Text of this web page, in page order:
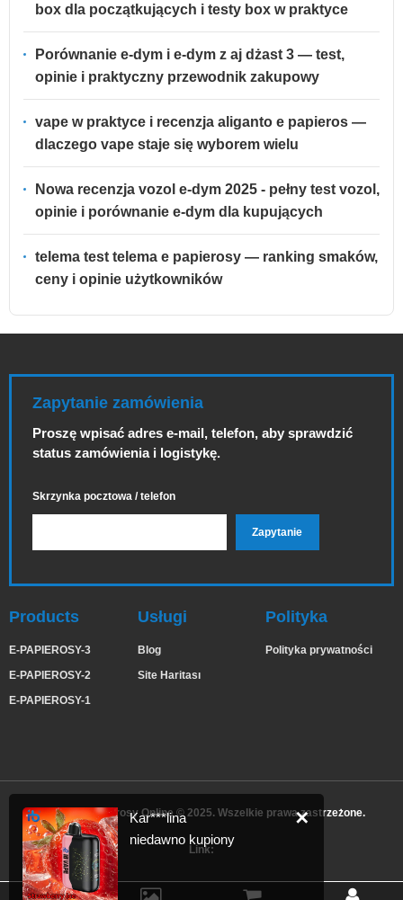
box dla początkujących i testy box w praktyce
Porównanie e-dym i e-dym z aj dżast 3 — test,
opinie i praktyczny przewodnik zakupowy
vape w praktyce i recenzja aliganto e papieros —
dlaczego vape staje się wyborem wielu
Nowa recenzja vozol e-dym 2025 - pełny test vozol,
opinie i porównanie e-dym dla kupujących
telema test telema e papierosy — ranking smaków,
ceny i opinie użytkowników
Zapytanie zamówienia
Proszę wpisać adres e-mail, telefon, aby sprawdzić
status zamówienia i logistykę.
Skrzynka pocztowa / telefon
Products
E-PAPIEROSY-3
E-PAPIEROSY-2
E-PAPIEROSY-1
Usługi
Blog
Site Haritası
Polityka
Polityka prywatności
IBVape E-papierosy Online © 2025. Wszelkie prawa zastrzeżone.
Link:
✕
Kar***lina
niedawno kupiony